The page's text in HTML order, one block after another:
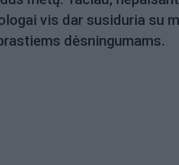
vis dar susiduria su
dėsningumams.